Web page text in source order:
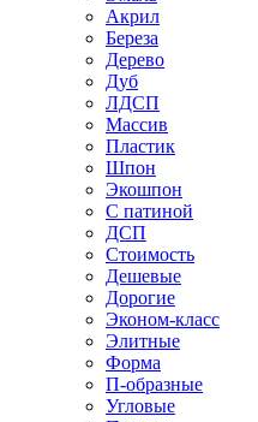
Акрил
Береза
Дерево
Дуб
ЛДСП
Массив
Пластик
Шпон
Экошпон
С патиной
ДСП
Стоимость
Дешевые
Дорогие
Эконом-класс
Элитные
Форма
П-образные
Угловые